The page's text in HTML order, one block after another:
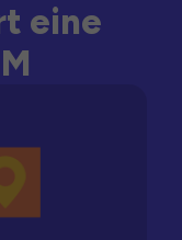
eine